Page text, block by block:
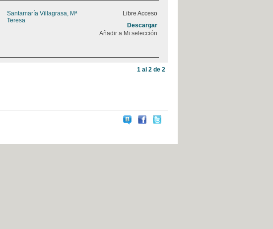
Santamaría Villagrasa, Mª
Teresa
Libre Acceso
Descargar
Añadir a Mi selección
1 al 2 de 2